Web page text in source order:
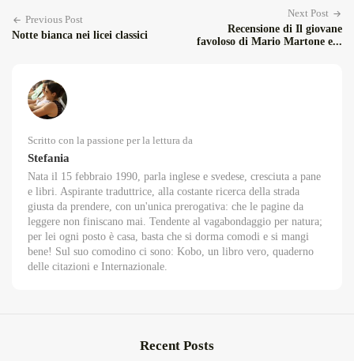
Previous Post
Notte bianca nei licei classici
Next Post
Recensione di Il giovane
favoloso di Mario Martone e...
Scritto con la passione per la lettura da
Stefania
Nata il 15 febbraio 1990, parla inglese e svedese, cresciuta a pane
e libri. Aspirante traduttrice, alla costante ricerca della strada
giusta da prendere, con un'unica prerogativa: che le pagine da
leggere non finiscano mai. Tendente al vagabondaggio per natura;
per lei ogni posto è casa, basta che si dorma comodi e si mangi
bene! Sul suo comodino ci sono: Kobo, un libro vero, quaderno
delle citazioni e Internazionale.
Recent Posts